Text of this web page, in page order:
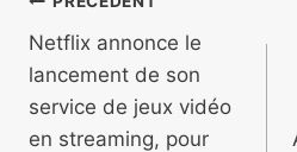
de
l’article
Netflix annonce le
lancement de son
service de jeux vidéo
en streaming, pour